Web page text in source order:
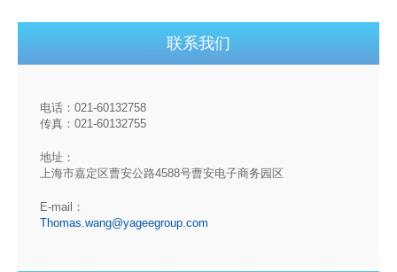
联系我们
电话：021-60132758
传真：021-60132755
地址：
上海市嘉定区曹安公路4588号曹安电子商务园区
E-mail：
Thomas.wang@yageegroup.com